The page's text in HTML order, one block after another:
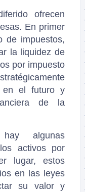
ofrecen
En primer
de impuestos,
la liquidez de
por impuesto
en el futuro y
de la
algunas
activos por
lugar, estos
en las leyes
su valor y